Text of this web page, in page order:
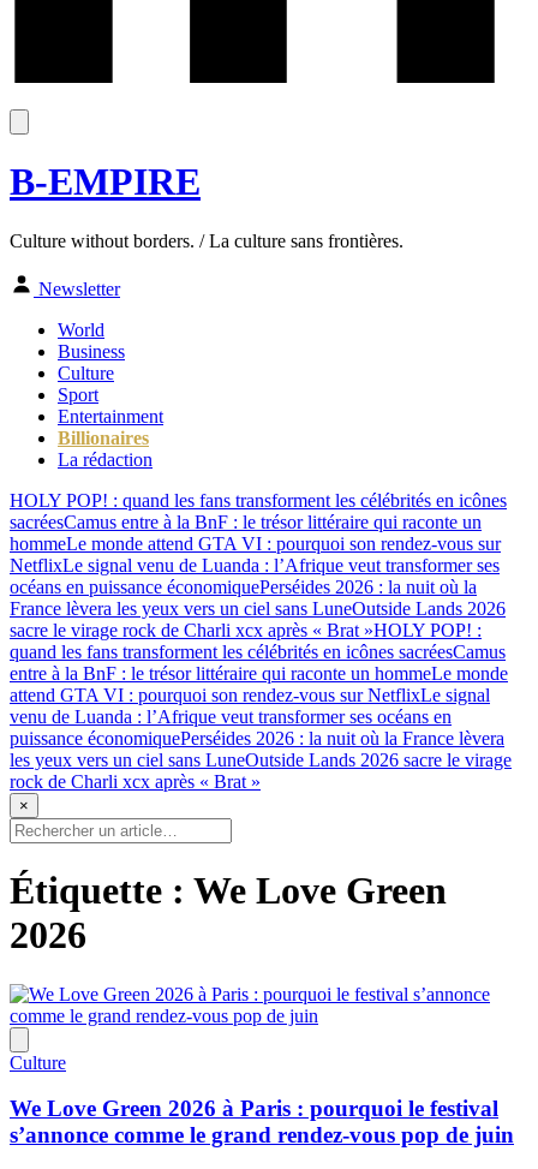
B-EMPIRE
Culture without borders. / La culture sans frontières.
Newsletter
World
Business
Culture
Sport
Entertainment
Billionaires
La rédaction
HOLY POP! : quand les fans transforment les célébrités en icônes
sacréesCamus entre à la BnF : le trésor littéraire qui raconte un
hommeLe monde attend GTA VI : pourquoi son rendez-vous sur
NetflixLe signal venu de Luanda : l’Afrique veut transformer ses
océans en puissance économiquePerséides 2026 : la nuit où la
France lèvera les yeux vers un ciel sans LuneOutside Lands 2026
sacre le virage rock de Charli xcx après « Brat »HOLY POP! :
quand les fans transforment les célébrités en icônes sacréesCamus
entre à la BnF : le trésor littéraire qui raconte un hommeLe monde
attend GTA VI : pourquoi son rendez-vous sur NetflixLe signal
venu de Luanda : l’Afrique veut transformer ses océans en
puissance économiquePerséides 2026 : la nuit où la France lèvera
les yeux vers un ciel sans LuneOutside Lands 2026 sacre le virage
rock de Charli xcx après « Brat »
×
Étiquette : We Love Green
2026
Culture
We Love Green 2026 à Paris : pourquoi le festival
s’annonce comme le grand rendez-vous pop de juin